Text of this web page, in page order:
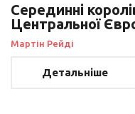
Серединні
Центральної
Мартін Рейді
Детальніше